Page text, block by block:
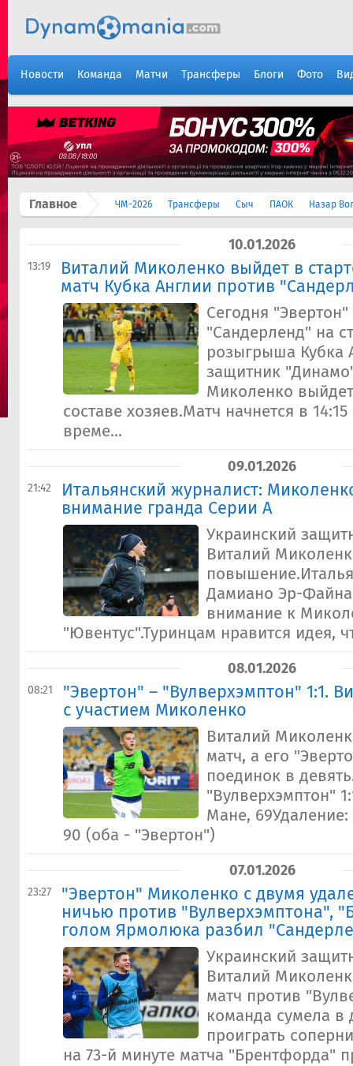
Новости Команда Матчи Трансферы Блоги Фото
Главное ЧМ-2026 Трансферы Сыч ПАОК Назар
10.01.2026
13:19
Виталий Миколенко выйдет в
матч Кубка Англии против
Сегодня
"Сандерленд" на
розыгрыша Кубка
защитник
Миколенко
составе хозяев.Матч начнется в
време...
09.01.2026
21:42
Итальянский журналист:
внимание гранда Серии А
Украинский
Виталий
Дамиано Эр-Файна
внимание к
"Ювентус".Туринцам нравится идея,
08.01.2026
08:21
"Эвертон" – "Вулверхэмптон" 1:1.
с участием Миколенко
Виталий
матч, а его
поединок в
"Вулверхэмптон"
Мане,
90 (оба - "Эвертон")
07.01.2026
23:27
"Эвертон" Миколенко с двумя
ничью против "Вулверхэмптона",
голом Ярмолюка разбил
Украинский
Виталий
матч против
команда сумела в
проиграть
на 73-й минуте матча "Брентфорда"